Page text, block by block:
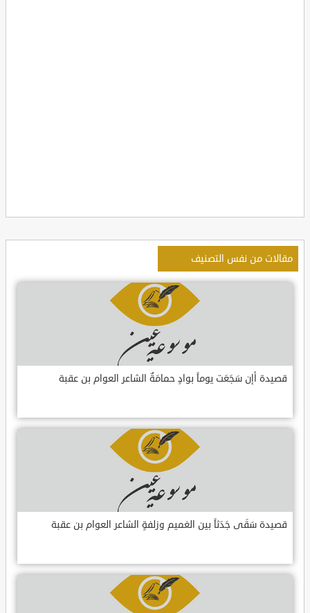
مقالات من نفس التصنيف
قصيدة أإن سَجَعَت يوماً بوادٍ حمامَةٌ الشاعر العوام بن عقبة
قصيدة سَقَى جَدَثاً بين الغميم وزلفةٍ الشاعر العوام بن عقبة